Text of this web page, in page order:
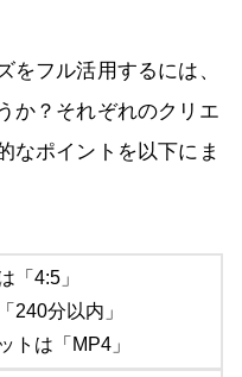
をフル活用するには、
か？それぞれのクリエ
なポイントを以下にま
「4:5」
240分以内」
トは「MP4」